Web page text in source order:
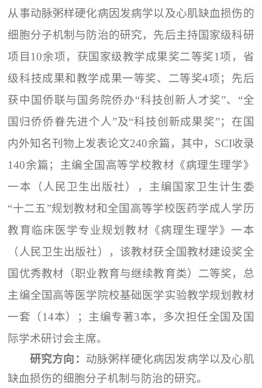
从事动脉粥样硬化病因发病学以及心肌缺血损伤的
细胞分子机制与防治的研究，先后主持国家级科研
项目10余项，获国家级教学成果奖二等奖1项，省
级科技成果和教学成果一等奖、二等奖4项；先后
获中国侨联与国务院侨办“科技创新人才奖”、“全
国归侨侨眷先进个人”及“科技创新成果奖”；在国
内外知名刊物上发表论文240余篇，其中，SCI收录
140余篇；主编全国高等学校教材《病理生理学》
一本（人民卫生出版社），主编国家卫生计生委
“十二五”规划教材和全国高等学校医药学成人学历
教育临床医学专业规划教材《病理生理学》一本
（人民卫生出版社），该教材获全国教材建设奖全
国优秀教材（职业教育与继续教育类）二等奖，总
主编全国高等医学院校基础医学实验教学规划教材
一套（14本）；主编专著3本，多次担任全国及国
际学术研讨会主席。
研究方向： 动脉粥样硬化病因发病学以及心肌
缺血损伤的细胞分子机制与防治的研究。